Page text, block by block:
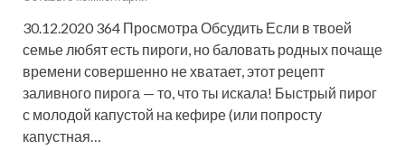
30.12.2020 364 Просмотра Обсудить Если в твоей
семье любят есть пироги, но баловать родных почаще
времени совершенно не хватает, этот рецепт
заливного пирога — то, что ты искала! Быстрый пирог
с молодой капустой на кефире (или попросту
капустная…